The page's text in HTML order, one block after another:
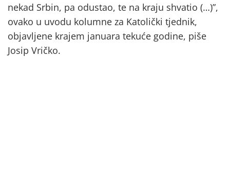
nekad Srbin, pa odustao, te na kraju shvatio (…)”,
ovako u uvodu kolumne za Katolički tjednik,
objavljene krajem januara tekuće godine, piše
Josip Vričko.